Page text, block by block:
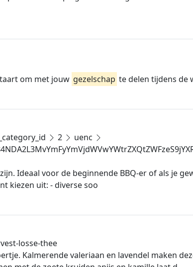
om met jouw gezelschap te delen tijdens de
2
uenc
Ideaal voor de beginnende BBQ-er of als je
kiezen uit: - diverse soo
losse-thee
Kalmerende valeriaan en lavendel maken